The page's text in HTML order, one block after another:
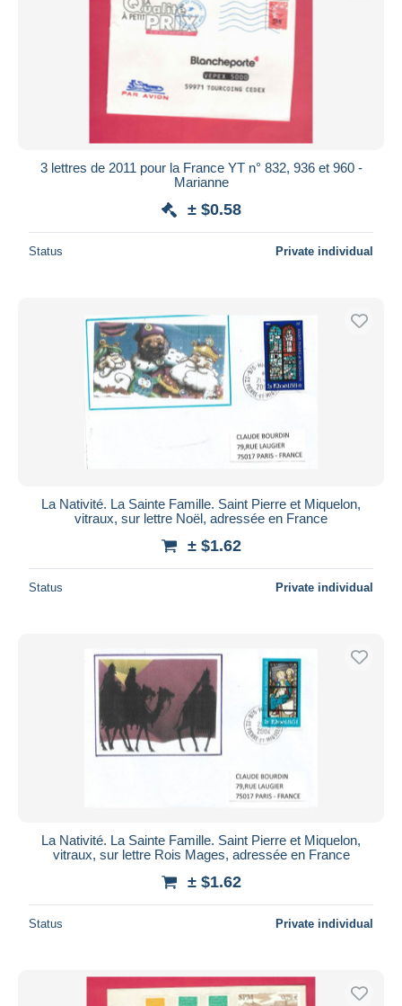
3 lettres de 2011 pour la France YT n° 832, 936 et 960 -
Marianne
± $0.58
Status Private individual
La Nativité. La Sainte Famille. Saint Pierre et Miquelon,
vitraux, sur lettre Noël, adressée en France
± $1.62
Status Private individual
La Nativité. La Sainte Famille. Saint Pierre et Miquelon,
vitraux, sur lettre Rois Mages, adressée en France
± $1.62
Status Private individual